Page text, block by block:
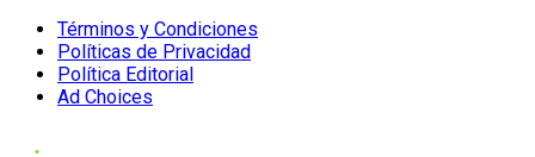
Términos y Condiciones
Políticas de Privacidad
Política Editorial
Ad Choices